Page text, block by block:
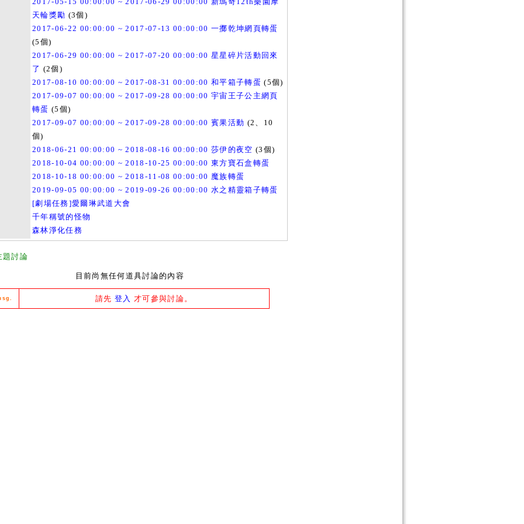
天輪獎勵 (3個)
2017-06-22 00:00:00 ~ 2017-07-13 00:00:00 一擲乾坤網頁轉蛋
(5個)
2017-06-29 00:00:00 ~ 2017-07-20 00:00:00 星星碎片活動回來
了 (2個)
2017-08-10 00:00:00 ~ 2017-08-31 00:00:00 和平箱子轉蛋 (5個)
2017-09-07 00:00:00 ~ 2017-09-28 00:00:00 宇宙王子公主網頁
轉蛋 (5個)
2017-09-07 00:00:00 ~ 2017-09-28 00:00:00 賓果活動 (2、10
個)
2018-06-21 00:00:00 ~ 2018-08-16 00:00:00 莎伊的夜空 (3個)
2018-10-04 00:00:00 ~ 2018-10-25 00:00:00 東方寶石盒轉蛋
2018-10-18 00:00:00 ~ 2018-11-08 00:00:00 魔族轉蛋
2019-09-05 00:00:00 ~ 2019-09-26 00:00:00 水之精靈箱子轉蛋
[劇場任務]愛爾琳武道大會
千年稱號的怪物
森林淨化任務
題討論
目前尚無任何道具討論的內容
請先 登入 才可參與討論。